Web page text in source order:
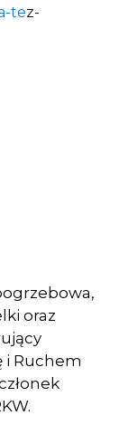
tez-
oraz
i Ruchem